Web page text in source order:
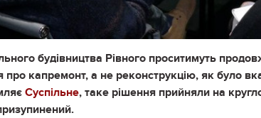
будівництва Рівного проситимуть
капремонт, а не реконструкцію, як було
Суспільне, таке рішення прийняли на